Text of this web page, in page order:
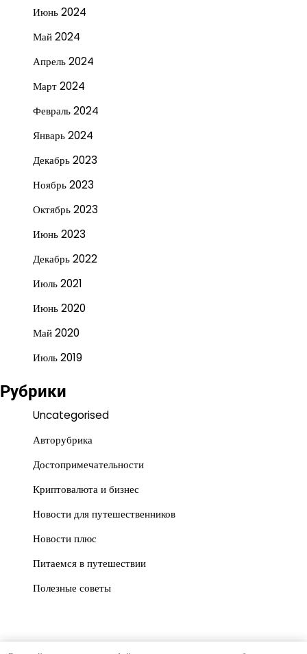
Июнь 2024
Май 2024
Апрель 2024
Март 2024
Февраль 2024
Январь 2024
Декабрь 2023
Ноябрь 2023
Октябрь 2023
Июнь 2023
Декабрь 2022
Июль 2021
Июнь 2020
Май 2020
Июль 2019
Рубрики
Uncategorised
Авторубрика
Достопримечательности
Криптовалюта и бизнес
Новости для путешественников
Новости плюс
Питаемся в путешествии
Полезные советы